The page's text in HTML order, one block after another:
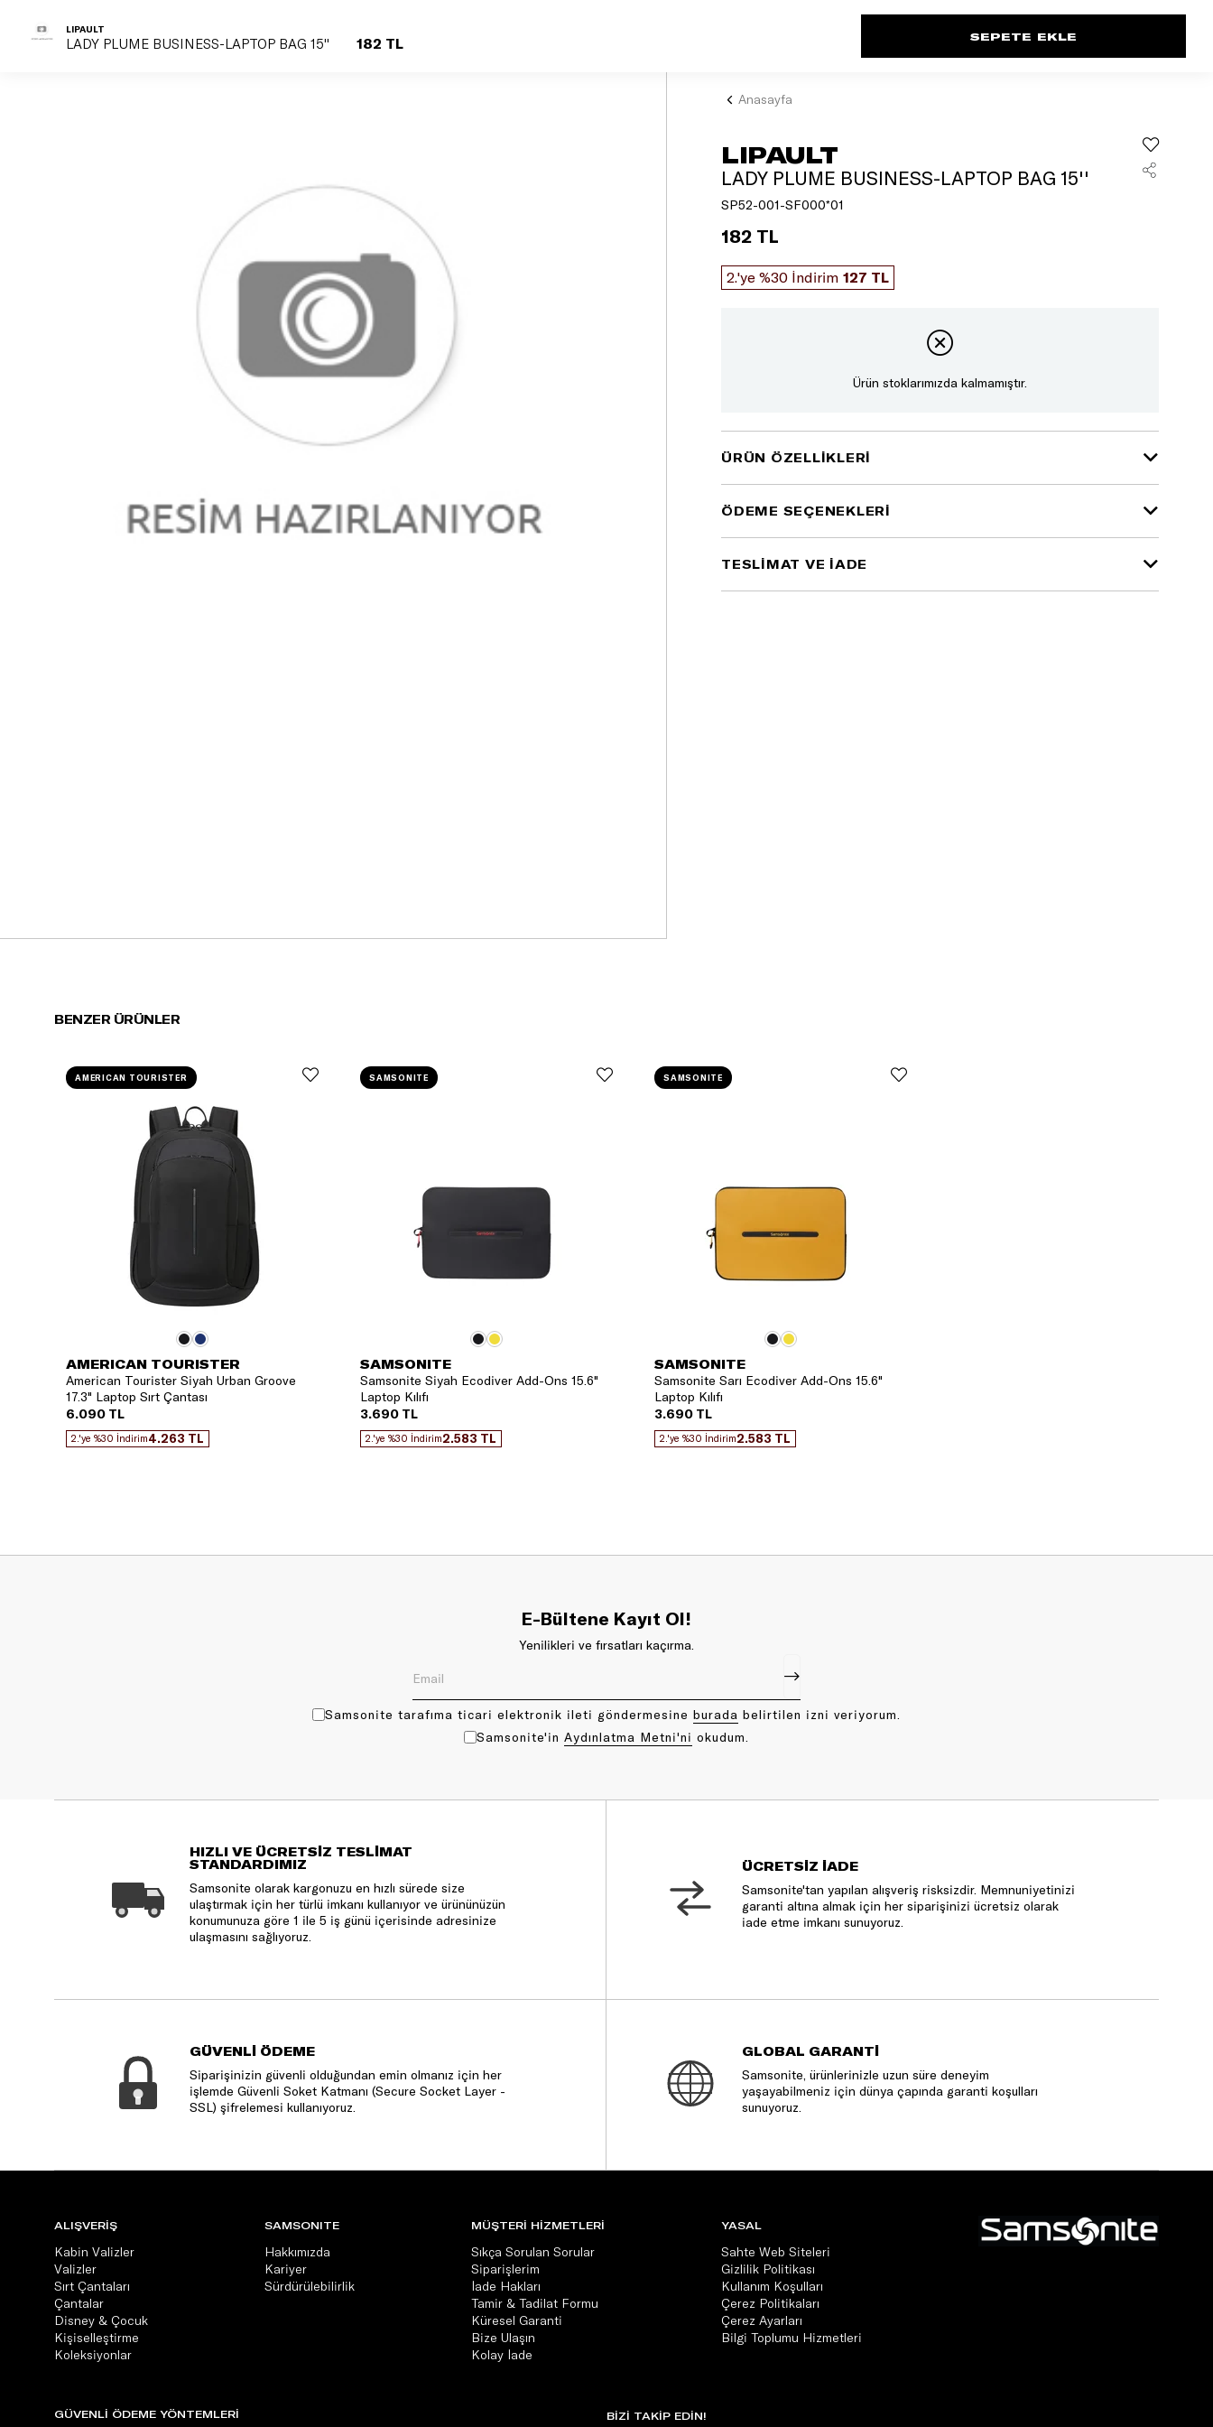
Anasayfa
LIPAULT
LADY PLUME BUSINESS-LAPTOP BAG 15''
SP52-001-SF000*01
182 TL
2.'ye %30 İndirim 127 TL
Ürün stoklarımızda kalmamıştır.
ÜRÜN ÖZELLIKLERI
ÖDEME SEÇENEKLERI
TESLİMAT VE İADE
BENZER ÜRÜNLER
AMERICAN TOURISTER
American Tourister Siyah Urban Groove
17.3" Laptop Sırt Çantası
6.090 TL
2.'ye %30 İndirim4.263 TL
AMERICAN TOURISTER
SAMSONITE
Samsonite Siyah Ecodiver Add-Ons 15.6"
Laptop Kılıfı
3.690 TL
2.'ye %30 İndirim2.583 TL
SAMSONITE
SAMSONITE
Samsonite Sarı Ecodiver Add-Ons 15.6"
Laptop Kılıfı
3.690 TL
2.'ye %30 İndirim2.583 TL
SAMSONITE
E-Bültene Kayıt Ol!
Yenilikleri ve fırsatları kaçırma.
Samsonite tarafıma ticari elektronik ileti göndermesine bu rada belirtilen izni veriyorum.
Samsonite'in Aydınlatma Metni'ni okudum.
HIZLI VE ÜCRETSİZ TESLİMAT
STANDARDIMIZ
Samsonite olarak kargonuzu en hızlı sürede size
ulaştırmak için her türlü imkanı kullanıyor ve ürününüzün
konumunuza göre 1 ile 5 iş günü içerisinde adresinize
ulaşmasını sağlıyoruz.
ÜCRETSİZ İADE
Samsonite'tan yapılan alışveriş risksizdir. Memnuniyetinizi
garanti altına almak için her siparişinizi ücretsiz olarak
iade etme imkanı sunuyoruz.
GÜVENLİ ÖDEME
Siparişinizin güvenli olduğundan emin olmanız için her
işlemde Güvenli Soket Katmanı (Secure Socket Layer -
SSL) şifrelemesi kullanıyoruz.
GLOBAL GARANTİ
Samsonite, ürünlerinizle uzun süre deneyim
yaşayabilmeniz için dünya çapında garanti koşulları
sunuyoruz.
ALIŞVERİŞ
Kabin Valizler
Valizler
Sırt Çantaları
Çantalar
Disney & Çocuk
Kişiselleştirme
Koleksiyonlar
SAMSONITE
Hakkımızda
Kariyer
Sürdürülebilirlik
MÜŞTERİ HİZMETLERİ
Sıkça Sorulan Sorular
Siparişlerim
İade Hakları
Tamir & Tadilat Formu
Küresel Garanti
Bize Ulaşın
Kolay İade
YASAL
Sahte Web Siteleri
Gizlilik Politikası
Kullanım Koşulları
Çerez Politikaları
Çerez Ayarları
Bilgi Toplumu Hizmetleri
GÜVENLİ ÖDEME YÖNTEMLERİ BİZİ TAKİP EDİN!
LIPAULT
LADY PLUME BUSINESS-LAPTOP BAG 15'' 182 TL